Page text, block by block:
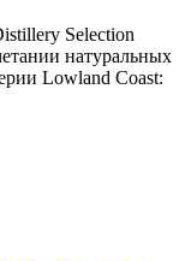
Selection
натуральных
Lowland Coast: